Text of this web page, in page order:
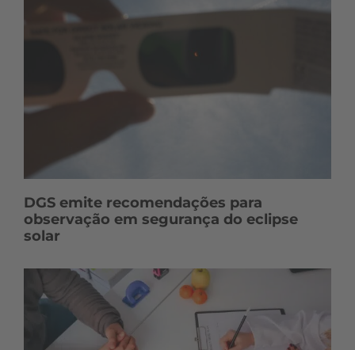
DGS emite recomendações para
observação em segurança do eclipse
solar